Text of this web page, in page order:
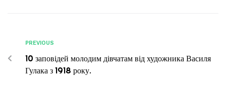
PREVIOUS
10 заповідей молодим дівчатам від художника Василя
Гулака з 1918 року.